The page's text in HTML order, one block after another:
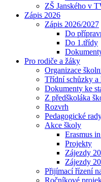
ZŠ Janského v
Zápis 2026
Zápis 2026/2027
Do
Do 1.třídy
Pro rodiče a žáky
Organizace
Třídní schůzky a
Dokumenty ke
Z předškoláka
Rozvrh
Pedagogické
Akce školy
Erasmus
Projekty
Zájezdy
Zájezdy
Přijímací řízení
Ročníkové